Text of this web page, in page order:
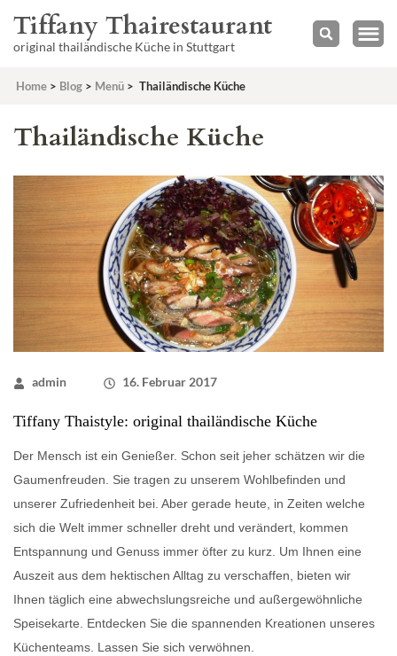
Tiffany Thairestaurant
original thailändische Küche in Stuttgart
Home > Blog > Menü > Thailändische Küche
Thailändische Küche
admin 16. Februar 2017
Tiffany Thaistyle: original thailändische Küche
Der Mensch ist ein Genießer. Schon seit jeher schätzen wir die
Gaumenfreuden. Sie tragen zu unserem Wohlbefinden und
unserer Zufriedenheit bei. Aber gerade heute, in Zeiten welche
sich die Welt immer schneller dreht und verändert, kommen
Entspannung und Genuss immer öfter zu kurz. Um Ihnen eine
Auszeit aus dem hektischen Alltag zu verschaffen, bieten wir
Ihnen täglich eine abwechslungsreiche und außergewöhnliche
Speisekarte. Entdecken Sie die spannenden Kreationen unseres
Küchenteams. Lassen Sie sich verwöhnen.